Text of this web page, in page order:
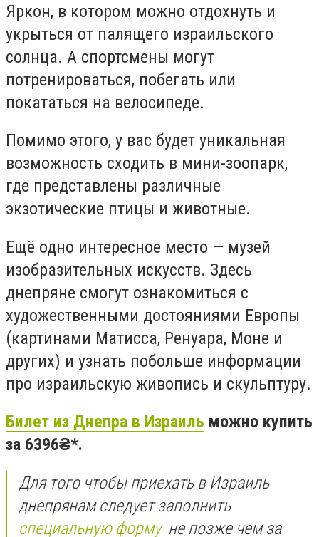
Яркон, в котором можно отдохнуть и
укрыться от палящего израильского
солнца. А спортсмены могут
потренироваться, побегать или
покататься на велосипеде.
Помимо этого, у вас будет уникальная
возможность сходить в мини-зоопарк,
где представлены различные
экзотические птицы и животные.
Ещё одно интересное место — музей
изобразительных искусств. Здесь
днепряне смогут ознакомиться с
художественными достояниями Европы
(картинами Матисса, Ренуара, Моне и
других) и узнать побольше информации
про израильскую живопись и скульптуру.
Билет из Днепра в Израиль можно купить
за 6396₴*.
Для того чтобы приехать в Израиль
днепрянам следует заполнить
специальную формуне позже чем за